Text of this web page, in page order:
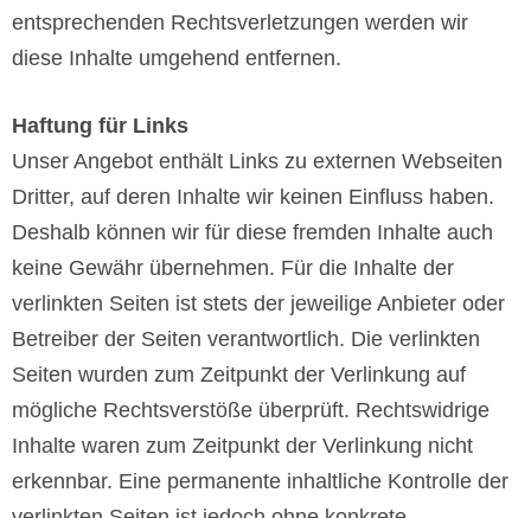
entsprechenden Rechtsverletzungen werden wir
diese Inhalte umgehend entfernen.
Haftung für Links
Unser Angebot enthält Links zu externen Webseiten
Dritter, auf deren Inhalte wir keinen Einfluss haben.
Deshalb können wir für diese fremden Inhalte auch
keine Gewähr übernehmen. Für die Inhalte der
verlinkten Seiten ist stets der jeweilige Anbieter oder
Betreiber der Seiten verantwortlich. Die verlinkten
Seiten wurden zum Zeitpunkt der Verlinkung auf
mögliche Rechtsverstöße überprüft. Rechtswidrige
Inhalte waren zum Zeitpunkt der Verlinkung nicht
erkennbar. Eine permanente inhaltliche Kontrolle der